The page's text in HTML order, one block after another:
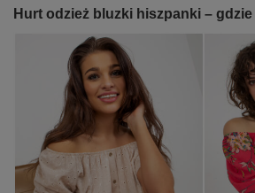
Hurt odzież bluzki hiszpanki –